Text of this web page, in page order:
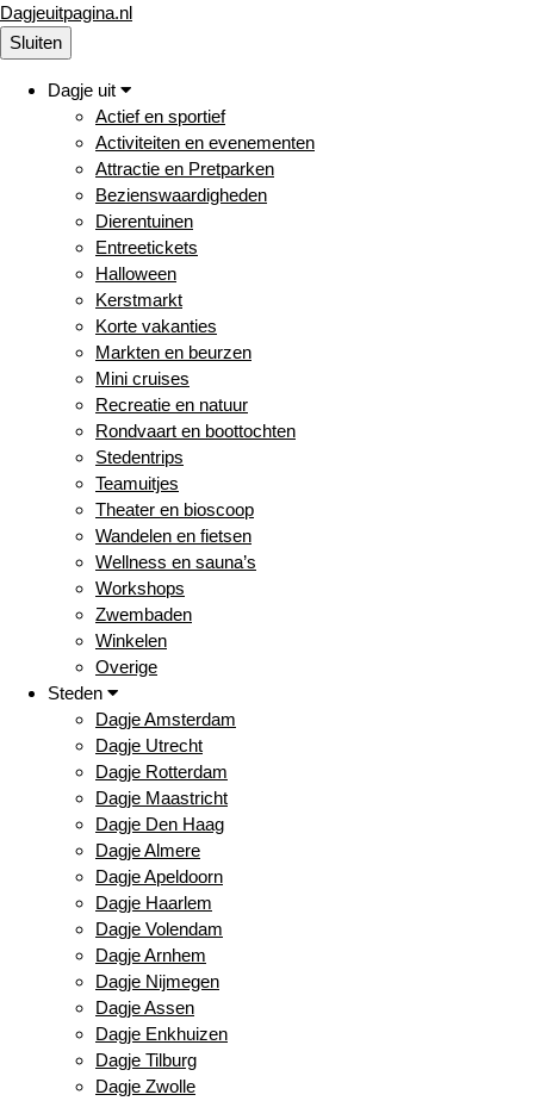
Dagjeuitpagina.nl
Sluiten
Dagje uit
Actief en sportief
Activiteiten en evenementen
Attractie en Pretparken
Bezienswaardigheden
Dierentuinen
Entreetickets
Halloween
Kerstmarkt
Korte vakanties
Markten en beurzen
Mini cruises
Recreatie en natuur
Rondvaart en boottochten
Stedentrips
Teamuitjes
Theater en bioscoop
Wandelen en fietsen
Wellness en sauna’s
Workshops
Zwembaden
Winkelen
Overige
Steden
Dagje Amsterdam
Dagje Utrecht
Dagje Rotterdam
Dagje Maastricht
Dagje Den Haag
Dagje Almere
Dagje Apeldoorn
Dagje Haarlem
Dagje Volendam
Dagje Arnhem
Dagje Nijmegen
Dagje Assen
Dagje Enkhuizen
Dagje Tilburg
Dagje Zwolle